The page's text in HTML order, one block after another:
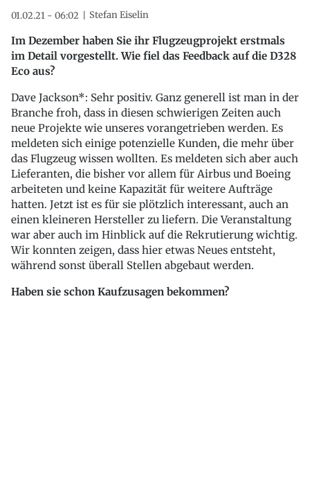
01.02.21 - 06:02 Stefan Eiselin
Im Dezember haben Sie ihr Flugzeugprojekt erstmals
im Detail vorgestellt. Wie fiel das Feedback auf die D328
Eco aus?
Dave Jackson*: Sehr positiv. Ganz generell ist man in der
Branche froh, dass in diesen schwierigen Zeiten auch
neue Projekte wie unseres vorangetrieben werden. Es
meldeten sich einige potenzielle Kunden, die mehr über
das Flugzeug wissen wollten. Es meldeten sich aber auch
Lieferanten, die bisher vor allem für Airbus und Boeing
arbeiteten und keine Kapazität für weitere Aufträge
hatten. Jetzt ist es für sie plötzlich interessant, auch an
einen kleineren Hersteller zu liefern. Die Veranstaltung
war aber auch im Hinblick auf die Rekrutierung wichtig.
Wir konnten zeigen, dass hier etwas Neues entsteht,
während sonst überall Stellen abgebaut werden.
Haben sie schon Kaufzusagen bekommen?